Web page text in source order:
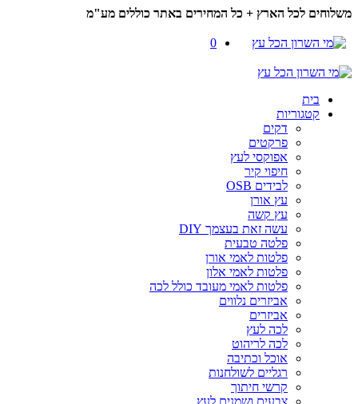
משלוחים לכל הארץ + כל המחירים באתר כוללים מע"מ
0
בית
קטגוריות
דקים
פרקטים
אפוקסי לעץ
חיפוי קיר
לבידים OSB
עץ אורן
עץ קשה
עשה זאת בעצמך DIY
פלטה טבעית
פלטות לאמי אורן
פלטות לאמי אלון
פלטות לאמי מעובד כולל לכה
אביזרים נלווים
אביזרים
לכה לעץ
לכה לריהוט
אוכל וכתיבה
רגליים לשולחנות
קרשי חיתוך
צבעים ושמנים לעץ